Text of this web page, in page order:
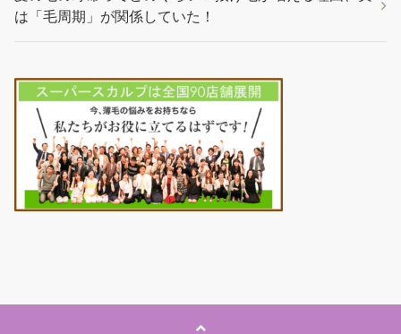
は「毛周期」が関係していた！